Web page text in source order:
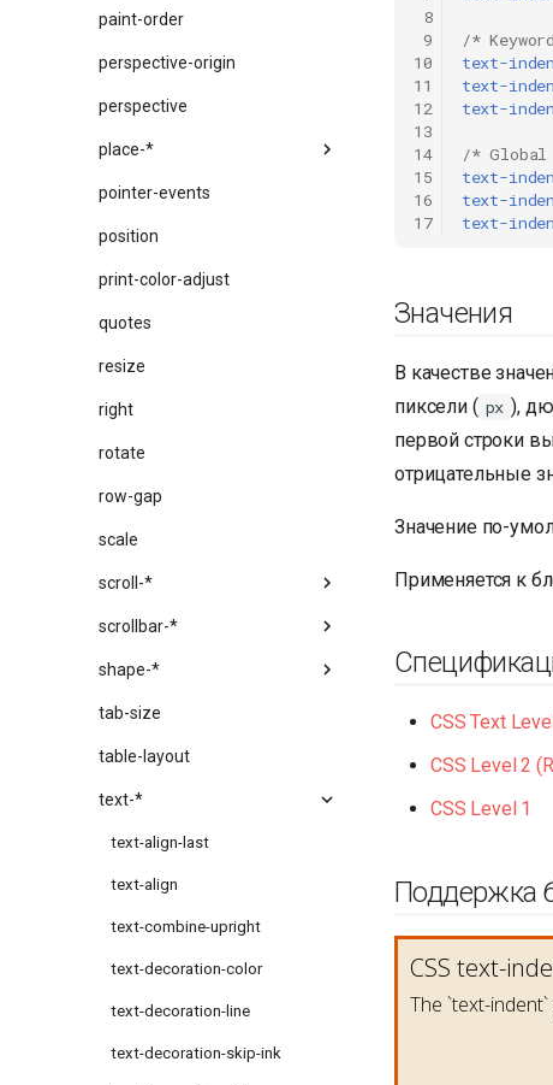
paint-order
perspective-origin
perspective
place-*
pointer-events
position
print-color-adjust
quotes
resize
right
rotate
row-gap
scale
scroll-*
scrollbar-*
shape-*
tab-size
table-layout
text-*
text-align-last
text-align
text-combine-upright
text-decoration-color
text-decoration-line
text-decoration-skip-ink
8
9
10
11
12
13
14
15
16
17
/*
text-
text-
text-
/*
text-
text-
text-
Значения
В качестве
пиксели ( px ),
первой строки
отрицательные
Значение по-
Применяется к
CSS Text
CSS Level 2
CSS Level 1
Поддержка